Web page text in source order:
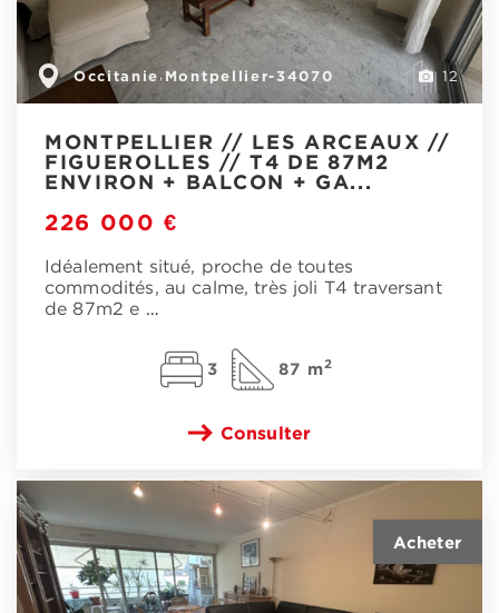
12
Occitanie , Montpellier-34070
MONTPELLIER // LES ARCEAUX //
FIGUEROLLES // T4 DE 87M2
ENVIRON + BALCON + GA...
226 000 €
Idéalement situé, proche de toutes
commodités, au calme, très joli T4 traversant
de 87m2 e …
3 87 m2
Consulter